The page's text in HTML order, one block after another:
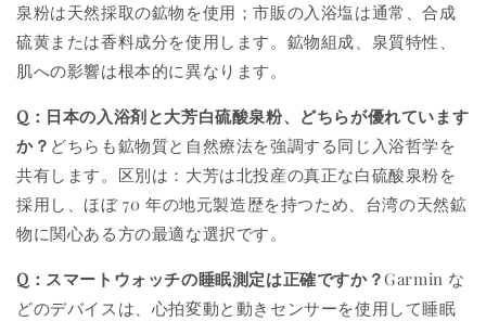
泉粉は天然採取の鉱物を使用；市販の入浴塩は通常、合成
硫黄または香料成分を使用します。鉱物組成、泉質特性、
肌への影響は根本的に異なります。
Q：日本の入浴剤と大芳白硫酸泉粉、どちらが優れています
か？ どちらも鉱物質と自然療法を強調する同じ入浴哲学を
共有します。区別は：大芳は北投産の真正な白硫酸泉粉を
採用し、ほぼ 70 年の地元製造歴を持つため、台湾の天然鉱
物に関心ある方の最適な選択です。
Q：スマートウォッチの睡眠測定は正確ですか？Garmin な
どのデバイスは、心拍変動と動きセンサーを使用して睡眠